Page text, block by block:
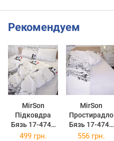
Рекомендуем
MirSon
Підковдра
Бязь 17-4743
Paris 110 x 140
MirSon
Простирадло
Бязь 17-4743
Paris 180x220
499 грн. 556 грн.